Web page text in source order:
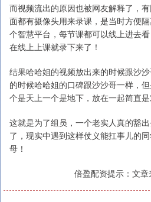
而视频流出的原因也被网友解释了，
面都有摄像头用来录课，是当时方便
个智慧平台，每节课都可以线上进去
在线上上课就录下来了！
结果哈哈姐的视频放出来的时候跟沙
的时候哈哈姐的口碑跟沙沙哥一样，
个是天上一个是地下，放在一起简直是
这就是为了组员，一个老实人真的豁
了，现实中遇到这样仗义能扛事儿的
母！
倍盈配资提示：文章